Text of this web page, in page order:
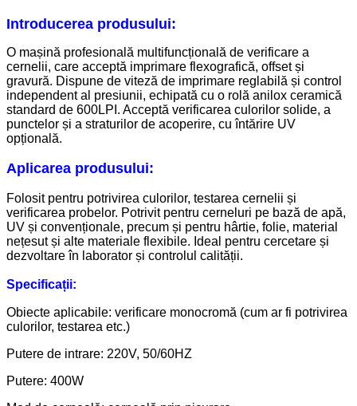
Introducerea produsului:
O mașină profesională multifuncțională de verificare a
cernelii, care acceptă imprimare flexografică, offset și
gravură. Dispune de viteză de imprimare reglabilă și control
independent al presiunii, echipată cu o rolă anilox ceramică
standard de 600LPI. Acceptă verificarea culorilor solide, a
punctelor și a straturilor de acoperire, cu întărire UV
opțională.
Aplicarea produsului:
Folosit pentru potrivirea culorilor, testarea cernelii și
verificarea probelor. Potrivit pentru cerneluri pe bază de apă,
UV și convenționale, precum și pentru hârtie, folie, material
nețesut și alte materiale flexibile. Ideal pentru cercetare și
dezvoltare în laborator și controlul calității.
Specificații:
Obiecte aplicabile: verificare monocromă (cum ar fi potrivirea
culorilor, testarea etc.)
Putere de intrare: 220V, 50/60HZ
Putere: 400W